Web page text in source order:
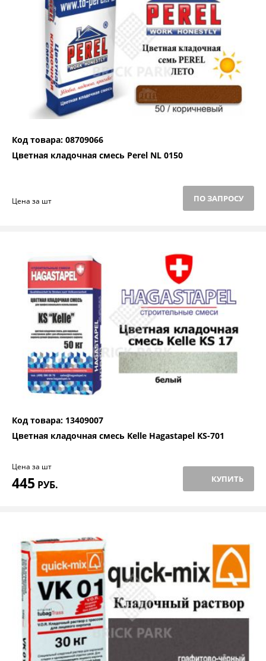
Код товара: 08709066
Цветная кладочная смесь Perel NL 0150
Цена за шт ПО ЗАПРОСУ
Код товара: 13409007
Цветная кладочная смесь Kelle Hagastapel KS-701
Цена за шт
445 РУБ. КУПИТЬ